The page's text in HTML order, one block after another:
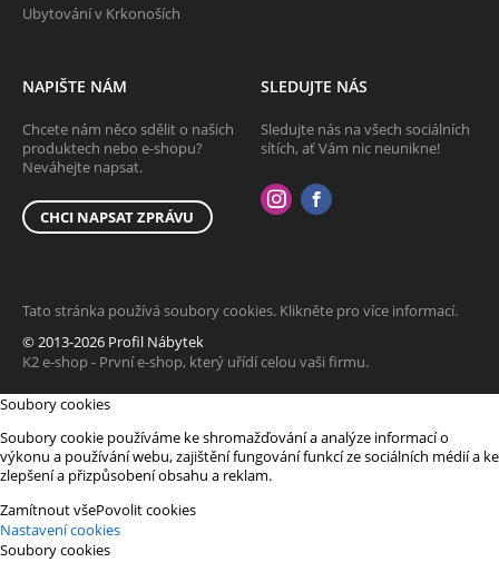
Ubytování v Krkonoších
NAPIŠTE NÁM
Chcete nám něco sdělit o našich
produktech nebo e-shopu?
Neváhejte napsat.
CHCI NAPSAT ZPRÁVU
SLEDUJTE NÁS
Sledujte nás na všech sociálních
sítích, ať Vám nic neunikne!
Tato stránka používá soubory cookies. Klikněte pro více informací.
© 2013-2026 Profil Nábytek
K2 e-shop - První e-shop, který uřídí celou vaši firmu.
Soubory cookies
Soubory cookie používáme ke shromažďování a analýze informací o
výkonu a používání webu, zajištění fungování funkcí ze sociálních médií a ke
zlepšení a přizpůsobení obsahu a reklam.
Zamítnout všePovolit cookies
Nastavení cookies
Soubory cookies